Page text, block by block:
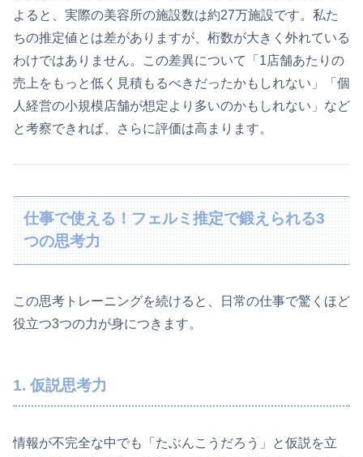
よると、実際の美容所の施設数は約27万施設です。私た
ちの推定値とは差がありますが、桁数が大きく外れている
わけではありません。この差異について「1店舗あたりの
売上をもっと低く見積もるべきだったかもしれない」「個
人経営の小規模店舗が想定より多いのかもしれない」など
と考察できれば、さらに評価は高まります。
仕事で使える！フェルミ推定で鍛えられる3
つの思考力
この思考トレーニングを続けると、日常の仕事で驚くほど
役立つ3つの力が身につきます。
1. 仮説思考力
情報が不完全な中でも「たぶんこうだろう」と仮説を立